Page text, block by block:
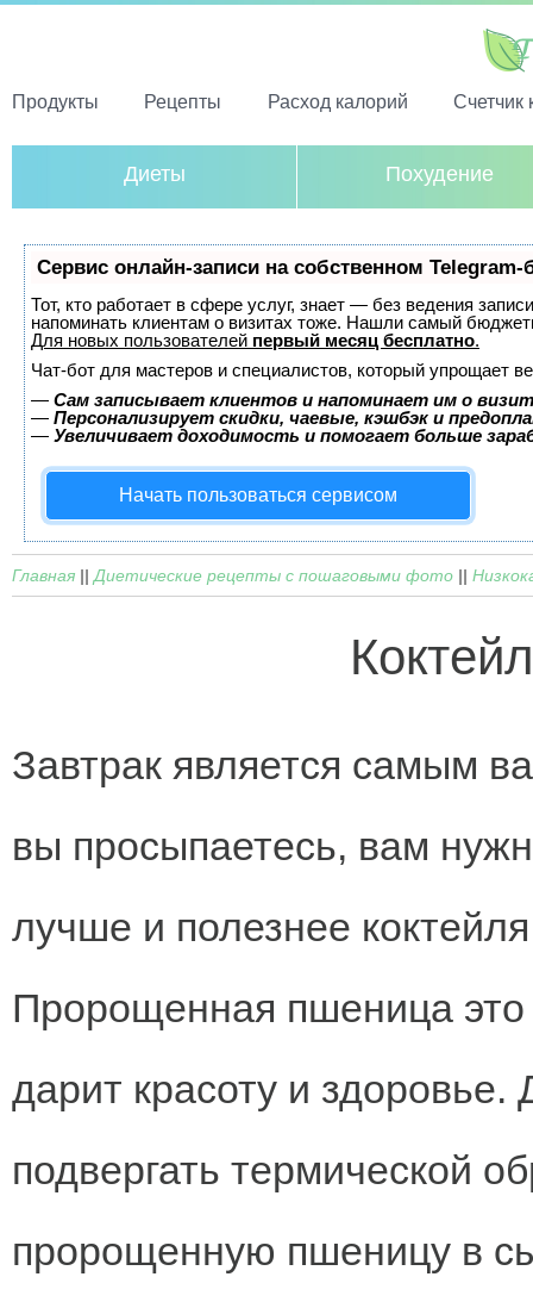
Продукты Рецепты Расход калорий Счетчик
Диеты Похудение
Сервис онлайн-записи на собственном Telegram-
Тот, кто работает в сфере услуг, знает — без ведения
напоминать клиентам о визитах тоже. Нашли самый
Для новых пользователей первый месяц бесплатно.
Чат-бот для мастеров и специалистов, который упрощает
— Сам записывает клиентов и напоминает им о
— Персонализирует скидки, чаевые, кэшбэк и
— Увеличивает доходимость и помогает больше
Начать пользоваться сервисом
Главная || Диетические рецепты с пошаговыми фото ||
Завтрак является самым
вы просыпаетесь, вам
лучше и полезнее
Пророщенная пшеница это
дарит красоту и
подвергать термической
пророщенную пшеницу в